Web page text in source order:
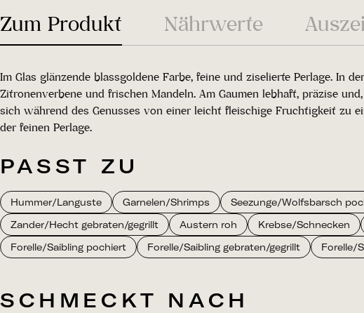
Zum Produkt Nährwerte
Im Glas glänzende blassgoldene Farbe, feine und ziselierte Perlage.
Zitronenverbene und frischen Mandeln. Am Gaumen lebhaft, präzise
sich während des Genusses von einer leicht fleischige Fruchtigkeit zu
der feinen Perlage.
PASST ZU
Hummer/Languste Garnelen/Shrimps Seezunge/Wolfsbarsch
Zander/Hecht gebraten/gegrillt
Austern roh Krebse/Schnecken
Forelle/Saibling pochiert
Forelle/Saibling gebraten/gegrillt Forelle/
SCHMECKT NACH